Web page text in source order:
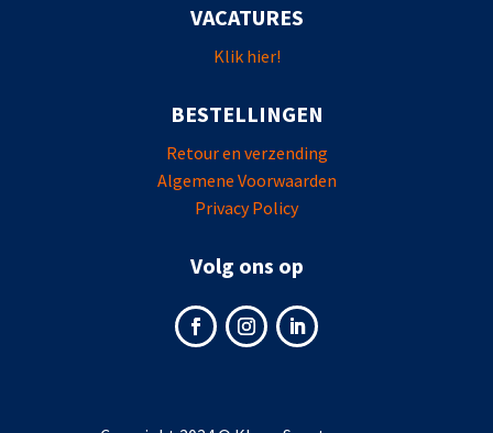
VACATURES
Klik hier!
BESTELLINGEN
Retour en verzending
Algemene Voorwaarden
Privacy Policy
Volg ons op